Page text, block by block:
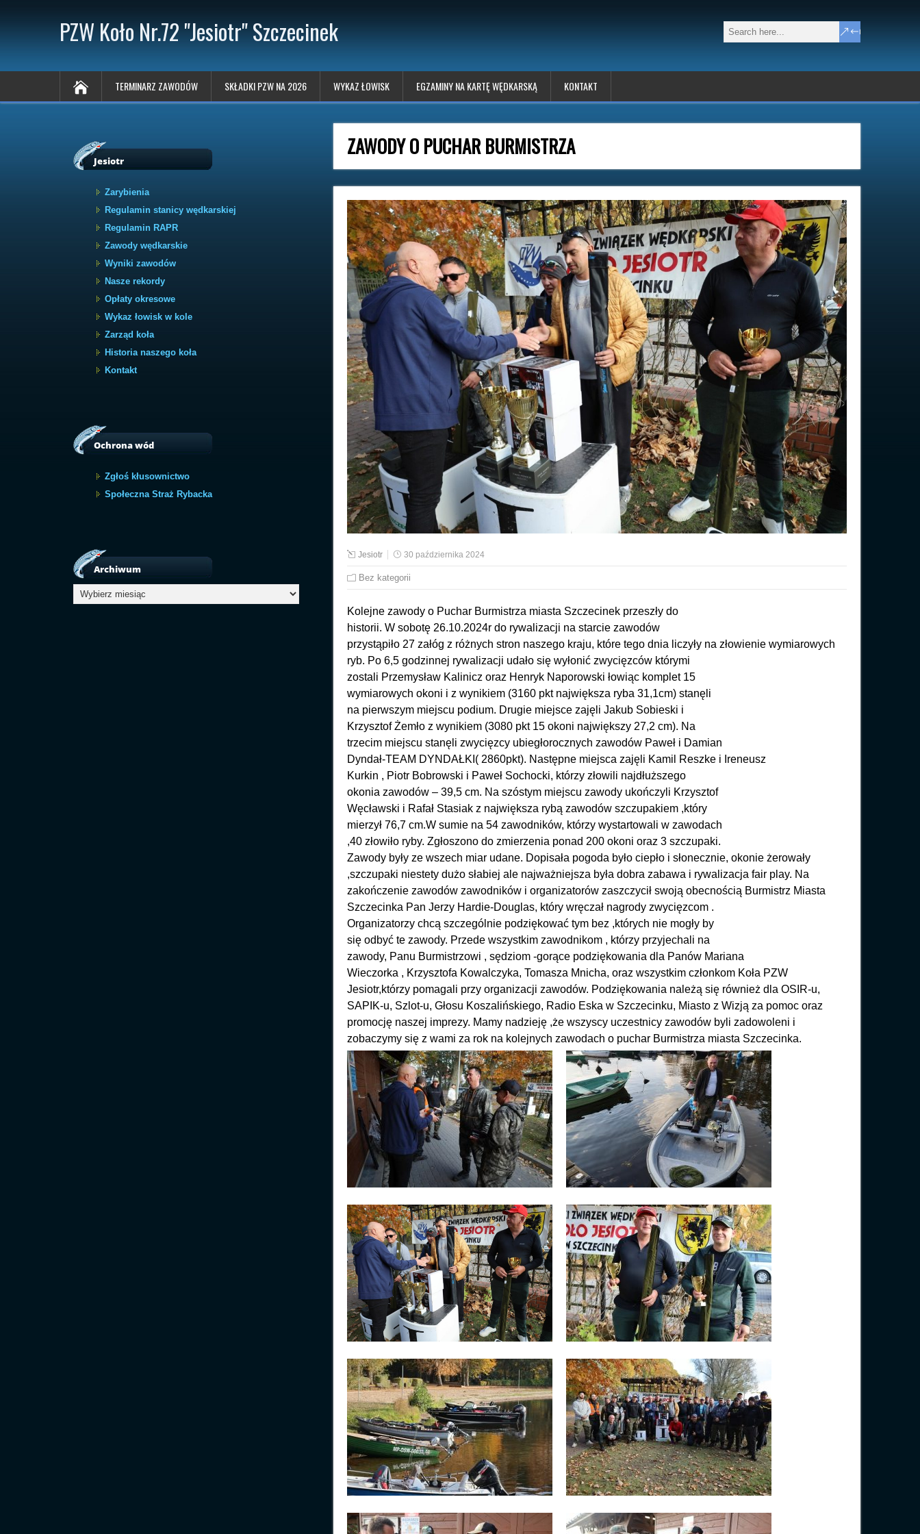
PZW Koło Nr.72 "Jesiotr" Szczecinek
TERMINARZ ZAWODÓW SKŁADKI PZW NA 2026 WYKAZ ŁOWISK EGZAMINY NA KARTĘ WĘDKARSKĄ KONTAKT
ZAWODY O PUCHAR BURMISTRZA
Jesiotr 30 października 2024
Bez kategorii
Kolejne zawody o Puchar Burmistrza miasta Szczecinek przeszły do
historii. W sobotę 26.10.2024r do rywalizacji na starcie zawodów
przystąpiło 27 załóg z różnych stron naszego kraju, które tego dnia liczyły na złowienie wymiarowych
ryb. Po 6,5 godzinnej rywalizacji udało się wyłonić zwycięzców którymi
zostali Przemysław Kalinicz oraz Henryk Naporowski łowiąc komplet 15
wymiarowych okoni i z wynikiem (3160 pkt największa ryba 31,1cm) stanęli
na pierwszym miejscu podium. Drugie miejsce zajęli Jakub Sobieski i
Krzysztof Żemło z wynikiem (3080 pkt 15 okoni największy 27,2 cm). Na
trzecim miejscu stanęli zwycięzcy ubiegłorocznych zawodów Paweł i Damian
Dyndał-TEAM DYNDAŁKI( 2860pkt). Następne miejsca zajęli Kamil Reszke i Ireneusz
Kurkin , Piotr Bobrowski i Paweł Sochocki, którzy złowili najdłuższego
okonia zawodów – 39,5 cm. Na szóstym miejscu zawody ukończyli Krzysztof
Węcławski i Rafał Stasiak z największa rybą zawodów szczupakiem ,który
mierzył 76,7 cm.W sumie na 54 zawodników, którzy wystartowali w zawodach
,40 złowiło ryby. Zgłoszono do zmierzenia ponad 200 okoni oraz 3 szczupaki.
Zawody były ze wszech miar udane. Dopisała pogoda było ciepło i słonecznie, okonie żerowały
,szczupaki niestety dużo słabiej ale najważniejsza była dobra zabawa i rywalizacja fair play. Na
zakończenie zawodów zawodników i organizatorów zaszczycił swoją obecnością Burmistrz Miasta
Szczecinka Pan Jerzy Hardie-Douglas, który wręczał nagrody zwycięzcom .
Organizatorzy chcą szczególnie podziękować tym bez ,których nie mogły by
się odbyć te zawody. Przede wszystkim zawodnikom , którzy przyjechali na
zawody, Panu Burmistrzowi , sędziom -gorące podziękowania dla Panów Mariana
Wieczorka , Krzysztofa Kowalczyka, Tomasza Mnicha, oraz wszystkim członkom Koła PZW
Jesiotr,którzy pomagali przy organizacji zawodów. Podziękowania należą się również dla OSIR-u,
SAPIK-u, Szlot-u, Głosu Koszalińskiego, Radio Eska w Szczecinku, Miasto z Wizją za pomoc oraz
promocję naszej imprezy. Mamy nadzieję ,że wszyscy uczestnicy zawodów byli zadowoleni i
zobaczymy się z wami za rok na kolejnych zawodach o puchar Burmistrza miasta Szczecinka.
Jesiotr
Zarybienia
Regulamin stanicy wędkarskiej
Regulamin RAPR
Zawody wędkarskie
Wyniki zawodów
Nasze rekordy
Opłaty okresowe
Wykaz łowisk w kole
Zarząd koła
Historia naszego koła
Kontakt
Ochrona wód
Zgłoś kłusownictwo
Społeczna Straż Rybacka
Archiwum
Archiwum